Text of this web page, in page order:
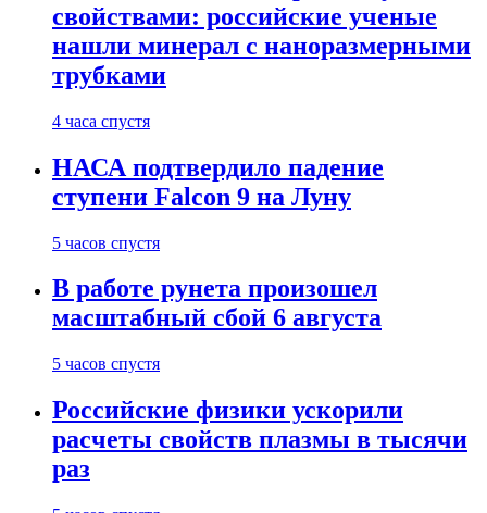
свойствами: российские ученые
нашли минерал с наноразмерными
трубками
4 часа спустя
НАСА подтвердило падение
ступени Falcon 9 на Луну
5 часов спустя
В работе рунета произошел
масштабный сбой 6 августа
5 часов спустя
Российские физики ускорили
расчеты свойств плазмы в тысячи
раз